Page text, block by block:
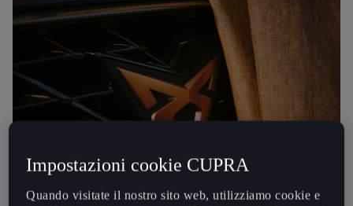
Impostazioni cookie CUPRA
Quando visitate il nostro sito web, utilizziamo cookie e